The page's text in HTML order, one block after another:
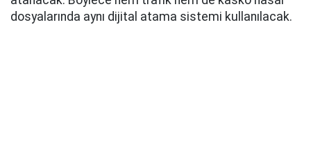
dosyalarında aynı dijital atama sistemi kullanılacak.